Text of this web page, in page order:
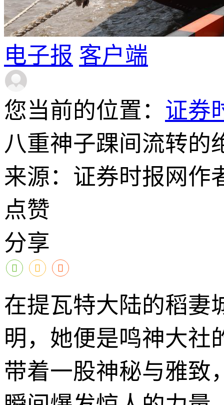
电子报 客户端
您当前的位置： 证券
八重神子踝间流转的
来源：证券时报网作
点赞
分享
在提瓦特大陆的稻妻
明，她便是鸣神大社
带着一股神秘与雅致